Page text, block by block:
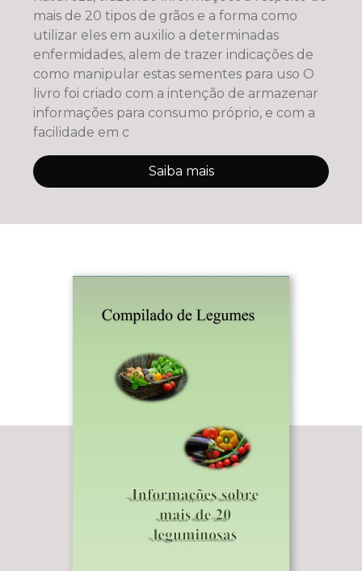
mais de 20 tipos de grãos e a forma como
utilizar eles em auxilio a determinadas
enfermidades, alem de trazer indicações de
como manipular estas sementes para uso O
livro foi criado com a intenção de armazenar
informações para consumo próprio, e com a
facilidade em c
Saiba mais